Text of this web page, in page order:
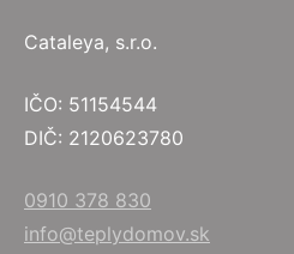
Cataleya, s.r.o.
IČO: 51154544
DIČ: 2120623780
0910 378 830
info@teplydomov.sk